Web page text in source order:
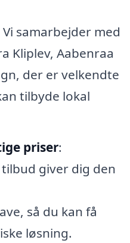
Vi samarbejder med
Kliplev, Aabenraa
der er velkendte
tilbyde lokal
priser:
giver dig den
så du kan få
løsning.